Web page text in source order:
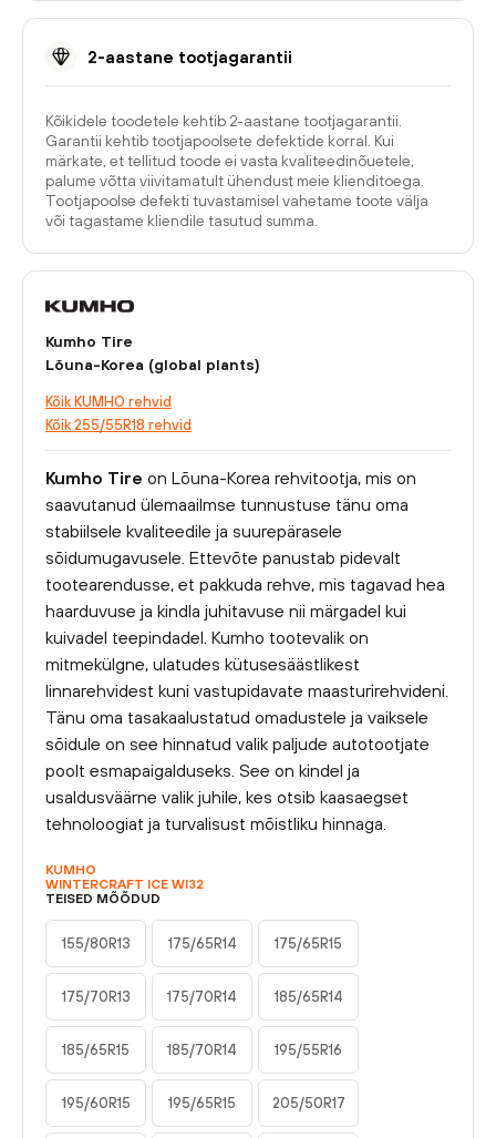
2-aastane tootjagarantii
Kõikidele toodetele kehtib 2-aastane tootjagarantii.
Garantii kehtib tootjapoolsete defektide korral. Kui
märkate, et tellitud toode ei vasta kvaliteedinõuetele,
palume võtta viivitamatult ühendust meie klienditoega.
Tootjapoolse defekti tuvastamisel vahetame toote välja
või tagastame kliendile tasutud summa.
Kumho Tire
Lõuna-Korea (global plants)
Kõik KUMHO rehvid
Kõik 255/55R18 rehvid
Kumho Tire on Lõuna-Korea rehvitootja, mis on
saavutanud ülemaailmse tunnustuse tänu oma
stabiilsele kvaliteedile ja suurepärasele
sõidumugavusele. Ettevõte panustab pidevalt
tootearendusse, et pakkuda rehve, mis tagavad hea
haarduvuse ja kindla juhitavuse nii märgadel kui
kuivadel teepindadel. Kumho tootevalik on
mitmekülgne, ulatudes kütusesäästlikest
linnarehvidest kuni vastupidavate maasturirehvideni.
Tänu oma tasakaalustatud omadustele ja vaiksele
sõidule on see hinnatud valik paljude autotootjate
poolt esmapaigalduseks. See on kindel ja
usaldusväärne valik juhile, kes otsib kaasaegset
tehnoloogiat ja turvalisust mõistliku hinnaga.
KUMHO
WINTERCRAFT ICE WI32
TEISED MÕÕDUD
155/80R13 175/65R14 175/65R15
175/70R13 175/70R14 185/65R14
185/65R15 185/70R14 195/55R16
195/60R15 195/65R15 205/50R17